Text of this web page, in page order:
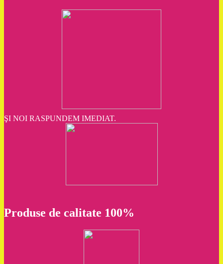
ŞI NOI RASPUNDEM IMEDIAT.
Produse de calitate 100%